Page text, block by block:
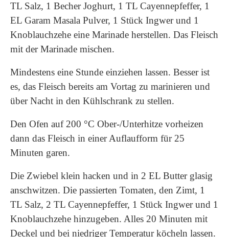
TL Salz, 1 Becher Joghurt, 1 TL Cayennepfeffer, 1
EL Garam Masala Pulver, 1 Stück Ingwer und 1
Knoblauchzehe eine Marinade herstellen. Das Fleisch
mit der Marinade mischen.
Mindestens eine Stunde einziehen lassen. Besser ist
es, das Fleisch bereits am Vortag zu marinieren und
über Nacht in den Kühlschrank zu stellen.
Den Ofen auf 200 °C Ober-/Unterhitze vorheizen
dann das Fleisch in einer Auflaufform für 25
Minuten garen.
Die Zwiebel klein hacken und in 2 EL Butter glasig
anschwitzen. Die passierten Tomaten, den Zimt, 1
TL Salz, 2 TL Cayennepfeffer, 1 Stück Ingwer und 1
Knoblauchzehe hinzugeben. Alles 20 Minuten mit
Deckel und bei niedriger Temperatur köcheln lassen.